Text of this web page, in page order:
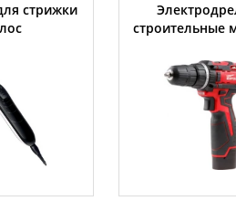
стрижки
строительные